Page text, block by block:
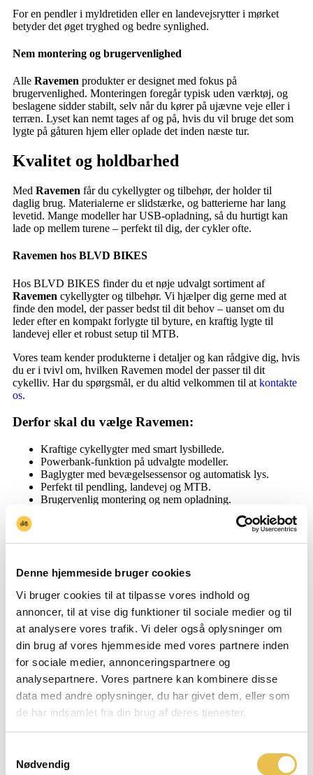
Denne hjemmeside bruger cookies
Vi bruger cookies til at tilpasse vores indhold og
annoncer, til at vise dig funktioner til sociale medier og til
at analysere vores trafik. Vi deler også oplysninger om
din brug af vores hjemmeside med vores partnere inden
for sociale medier, annonceringspartnere og
analysepartnere. Vores partnere kan kombinere disse
data med andre oplysninger, du har givet dem, eller som
de har indsamlet fra din brug af deres tjenester.
Nødvendig
For en pendler i myldretiden eller en landevejsrytter i mørket
betyder det øget tryghed og bedre synlighed.
Nem montering og brugervenlighed
Alle Ravemen produkter er designet med fokus på
brugervenlighed. Monteringen foregår typisk uden værktøj, og
beslagene sidder stabilt, selv når du kører på ujævne veje eller i
terræn. Lyset kan nemt tages af og på, hvis du vil bruge det som
lygte på gåturen hjem eller oplade det inden næste tur.
Kvalitet og holdbarhed
Med Ravemen får du cykellygter og tilbehør, der holder til
daglig brug. Materialerne er slidstærke, og batterierne har lang
levetid. Mange modeller har USB-opladning, så du hurtigt kan
lade op mellem turene – perfekt til dig, der cykler ofte.
Ravemen hos BLVD BIKES
Hos BLVD BIKES finder du et nøje udvalgt sortiment af
Ravemen cykellygter og tilbehør. Vi hjælper dig gerne med at
finde den model, der passer bedst til dit behov – uanset om du
leder efter en kompakt forlygte til byture, en kraftig lygte til
landevej eller et robust setup til MTB.
Vores team kender produkterne i detaljer og kan rådgive dig, hvis
du er i tvivl om, hvilken Ravemen model der passer til dit
cykelliv. Har du spørgsmål, er du altid velkommen til at kontakte
os.
Derfor skal du vælge Ravemen:
Kraftige cykellygter med smart lysbillede.
Powerbank-funktion på udvalgte modeller.
Baglygter med bevægelsessensor og automatisk lys.
Perfekt til pendling, landevej og MTB.
Brugervenlig montering og nem opladning.
Gør din cykeltur sikrere med Ravemen
forudsætninger for at cykle trygt i mørket. Kombinationen af
kraftigt lys, innovative funktioner og brugervenlighed gør
Ravemen til et oplagt valg for både hverdagsbrugere og
sportsryttere.
Når du vælger Ravemen hos BLVD BIKES, får du både kvalitet
og rådgivning – så du kan være sikker på, at dit cykellys passer
til dine behov.
Shop Min kurv
Søg
Ring